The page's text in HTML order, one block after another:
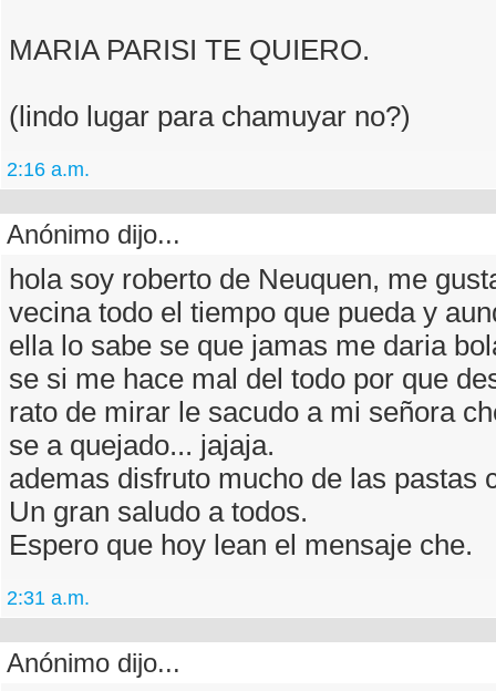
MARIA PARISI TE QUIERO.
(lindo lugar para chamuyar no?)
2:16 a.m.
Anónimo dijo...
hola soy roberto de Neuquen, me
vecina todo el tiempo que pueda y
ella lo sabe se que jamas me daria
se si me hace mal del todo por que
rato de mirar le sacudo a mi señora
se a quejado... jajaja.
ademas disfruto mucho de las pastas
Un gran saludo a todos.
Espero que hoy lean el mensaje che.
2:31 a.m.
Anónimo dijo...